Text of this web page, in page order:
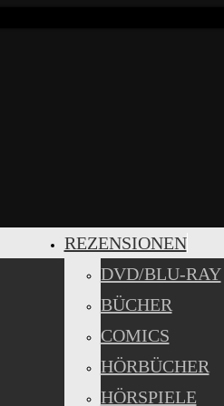
REZENSIONEN
DVD/BLU-RAY
BÜCHER
COMICS
HÖRBÜCHER
HÖRSPIELE